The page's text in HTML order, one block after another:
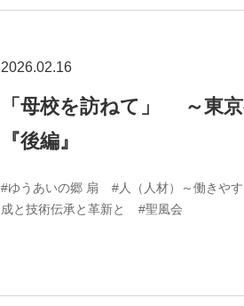
2026.02.16
「母校を訪ねて」 ～東
『後編』
#ゆうあいの郷 扇 #人（人材）～働きや
成と技術伝承と革新と
#聖風会